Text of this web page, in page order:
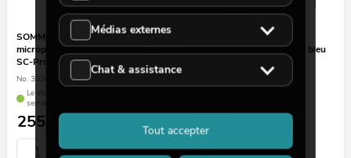
SOMMER CABLE Câble de
microphone 2 x 0,50 100 m noir
SC-Primus FRNC
No. 3030744D
Le stock suffit pour env. 12
semaines.
255,00
OMNITRONIC Câble de
microphone 2 x 0,22 100 m bleu
79,90
Médias externes
Chat & assistance
Tout accepter